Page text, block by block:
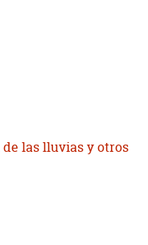
las lluvias y otros